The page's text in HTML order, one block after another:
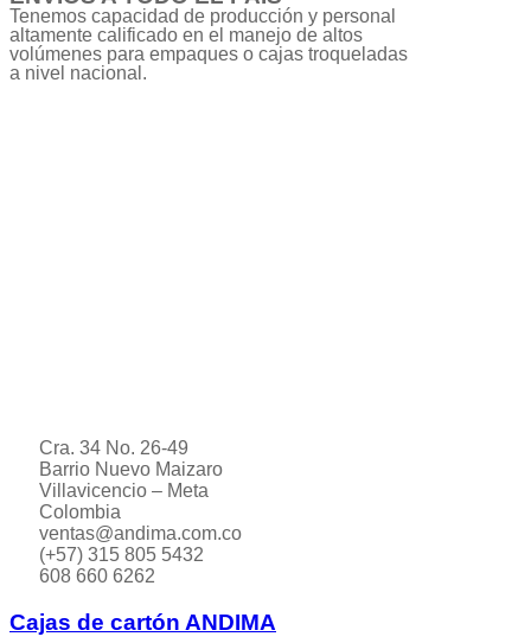
Tenemos capacidad de producción y personal
altamente calificado en el manejo de altos
volúmenes para empaques o cajas troqueladas
a nivel nacional.
Cra. 34 No. 26-49
Barrio Nuevo Maizaro
Villavicencio – Meta
Colombia
ventas@andima.com.co
(+57) 315 805 5432
608 660 6262
Cajas de cartón ANDIMA